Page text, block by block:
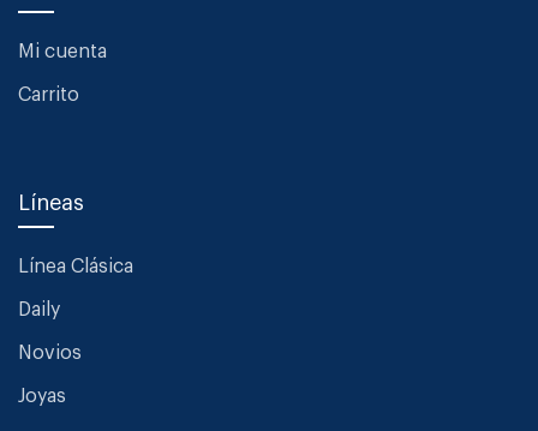
Mi cuenta
Carrito
Líneas
Línea Clásica
Daily
Novios
Joyas